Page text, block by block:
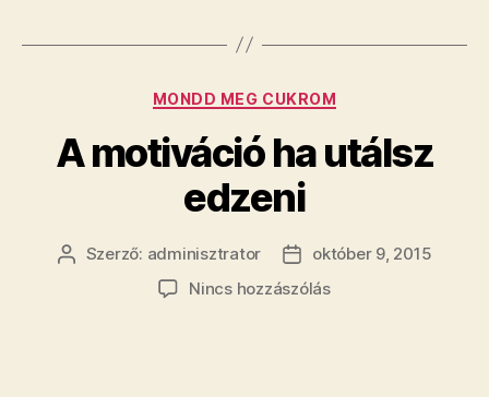
Kategóriák
MONDD MEG CUKROM
A motiváció ha utálsz
edzeni
Bejegyzés
Szerző: adminisztrator
Bejegyzés
dátuma
október 9, 2015
Nincs hozzászólása(z)